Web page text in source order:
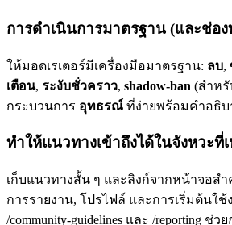
การดำเนินการมาตรฐาน (และช่อ
ให้มอดเรเตอร์มีเครื่องมือมาตรฐาน: ลบ,
เตือน, ระงับชั่วคราว, shadow-ban (สำหรั
กระบวนการ อุทธรณ์ ที่ง่ายพร้อมคำอธิบ
ทำให้แนวทางเข้าถึงได้ในจังหวะที่
เก็บแนวทางสั้น ๆ และลิงก์จากหน้าจอส
การรายงาน, โปรไฟล์ และการเริ่มต้นใช้
/community-guidelines และ /reporting ช่